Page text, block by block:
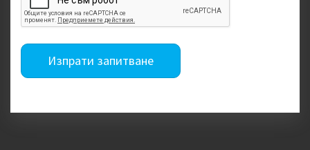
Изпрати запитване